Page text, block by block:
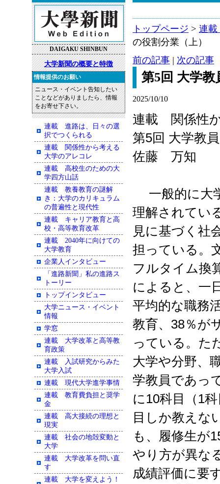
DAIGAKU SHINBUN
トップページ > 連
の役割分業（上）
前の記事 | 次の記事
第5回 大学
2025/10/10
連載 関係性
第5回 大学教
佐藤 万知
一般的に大
理解されてい
見に基づく社
担っている。
フルタイム換
によると、一
平均的な職務
教育、 38％が
っている。 た
大学や分野、
学教員であっ
に 10科目（ 1
目しか教えな
も、履修生が
やり方が異な
成績評価に要
大学新聞の概要と特徴
情報提供のお願い
ニュース・イベント告知したい
ことなどがありましたら、情報
をお寄せ下さい。
連載 進路は、日々の選
択でつくられる
連載 関係性から考える
大学のアレコレ
連載 高校生のための大
学四方山話
連載 教養教育の謎解
き：大学のカリキュラム
の普遍性と現代性
連載 キャリア教育と高
校・高等教育改革
連載 2040年に向けての
大学教育
企業人インタビュー
「進路新聞」私の進路ス
トーリー
トップインタビュー
大学ニュース・イベント
情報
学窓
連載 大学改革と高等教
育政策
連載 入試研究からみた
大学入試
連載 現代大学進学事情
連載 教育費負担と奨学
金
連載 高大接続の理想と
現実
連載 社会の地殻変動と
大学
連載 大学改革を問い直
す
連載 大学を変えよう！